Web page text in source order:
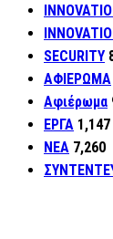
SECURITY
ΑΦΙΕΡΩΜΑ
Αφιέρωμα
ΕΡΓΑ 1,147
ΝΕΑ 7,260